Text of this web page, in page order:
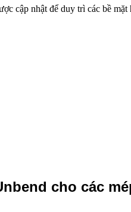
cập nhật để duy trì các bề
cho các